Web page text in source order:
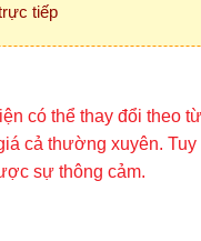
tiếp
có thể thay đổi theo
cả thường xuyên.
sự thông cảm.